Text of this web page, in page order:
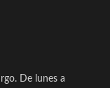
De lunes a